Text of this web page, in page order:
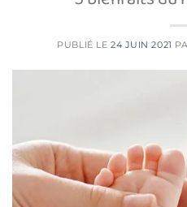
PUBLIÉ LE 24 JUIN 2021